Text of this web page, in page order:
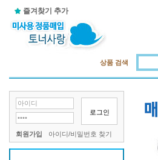
즐겨찾기 추가
상품 검색
로그인
회원가입 아이디/비밀번호 찾기